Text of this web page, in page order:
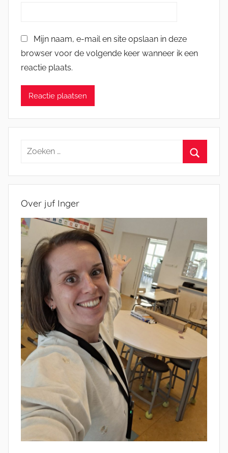
Mijn naam, e-mail en site opslaan in deze
browser voor de volgende keer wanneer ik een
reactie plaats.
Zoeken
Over juf Inger